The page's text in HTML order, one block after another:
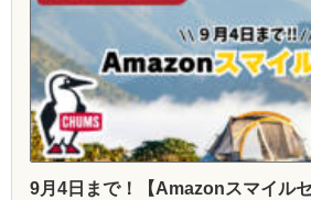
9月4日まで！【Amazonスマイル